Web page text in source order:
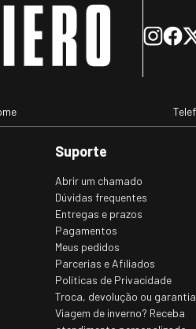
Suporte
Abrir um chamado
Dúvidas frequentes
Entregas e prazos
Pagamentos
Meus pedidos
Parcerias e Afiliados
Políticas de Privacidade
Troca, devolução ou garantia
Viagem de inverno? Receba